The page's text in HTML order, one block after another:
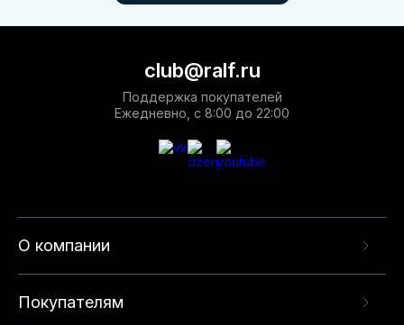
О компании
Покупателям
club@ralf.ru
Поддержка покупателей
Ежедневно, с 8:00 до 22:00